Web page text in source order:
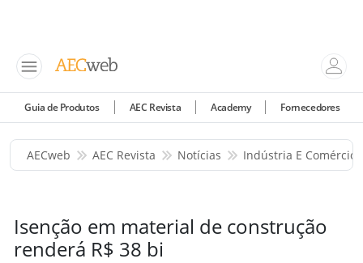
Guia de Produtos AEC Revista Academy Fornecedores
AECweb AEC Revista Notícias Indústria E Comércio
Isenção em material de construção
renderá R$ 38 bi